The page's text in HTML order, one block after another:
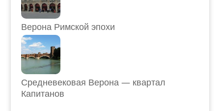
Верона Римской эпохи
Средневековая Верона — квартал
Капитанов